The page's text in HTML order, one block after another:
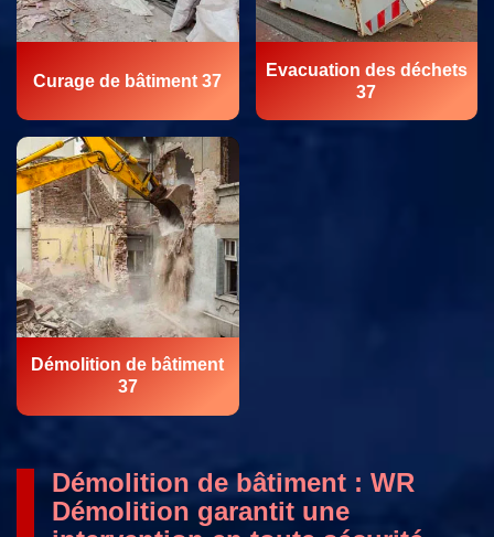
Curage de bâtiment 37
Evacuation des déchets
37
Démolition de bâtiment
37
Démolition de bâtiment : WR
Démolition garantit une